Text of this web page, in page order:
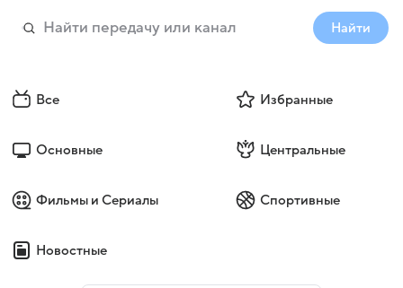
Найти
Все Избранные
Основные Центральные
Фильмы и Сериалы Спортивные
Новостные